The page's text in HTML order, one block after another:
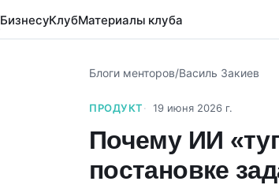
БизнесуКлубМатериалы клуба
Блоги менторов/Василь Закиев
ПРОДУКТ 19 июня 2026 г.
Почему ИИ
постановке